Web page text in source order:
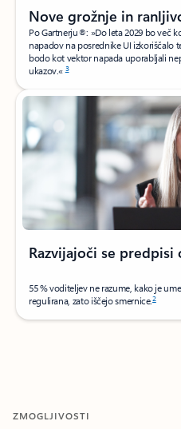
Nove grožnje in
Po Gartnerju®: »Do leta 2029 bo več
napadov na posrednike UI izkoriščalo
bodo kot vektor napada uporabljali
ukazov.«3
Razvijajoči se
55 % voditeljev ne razume, kako je
regulirana, zato iščejo smernice.2
ZMOGLJIVOSTI